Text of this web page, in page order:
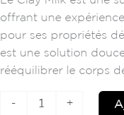
offrant une
pour ses propriétés
est une solution
rééquilibrer le corps
-
PUR
+